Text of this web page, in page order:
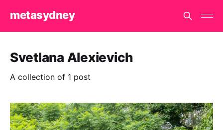
metasydney
Svetlana Alexievich
A collection of 1 post